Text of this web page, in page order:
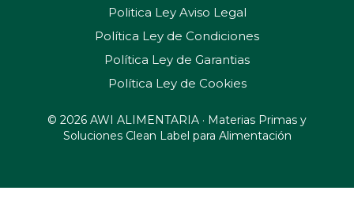
Politica Ley Aviso Legal
Política Ley de Condiciones
Política Ley de Garantias
Política Ley de Cookies
© 2026 AWI ALIMENTARIA · Materias Primas y
Soluciones Clean Label para Alimentación